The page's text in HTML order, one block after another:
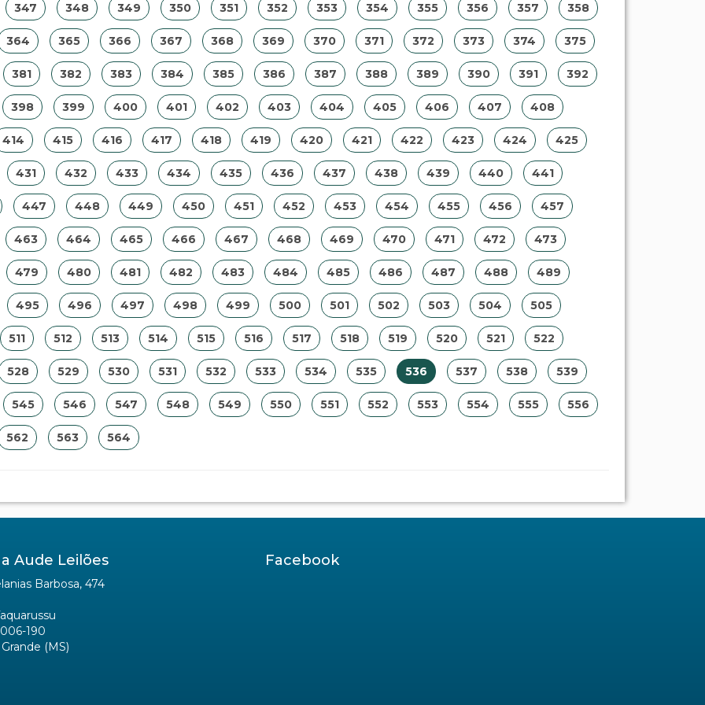
347 348 349 350 351 352 353 354 355 356 357 358
364 365 366 367 368 369 370 371 372 373 374 375
381 382 383 384 385 386 387 388 389 390 391 392
398 399 400 401 402 403 404 405 406 407 408
414 415 416 417 418 419 420 421 422 423 424 425
431 432 433 434 435 436 437 438 439 440 441
447 448 449 450 451 452 453 454 455 456 457
463 464 465 466 467 468 469 470 471 472 473
479 480 481 482 483 484 485 486 487 488 489
495 496 497 498 499 500 501 502 503 504 505
511 512 513 514 515 516 517 518 519 520 521 522
528 529 530 531 532 533 534 535 536 537 538 539
545 546 547 548 549 550 551 552 553 554 555 556
562 563 564
Aude Leilões
Barbosa, 474
190
(MS)
Facebook